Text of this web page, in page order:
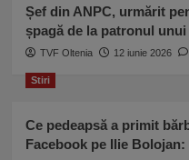
zi
de
campanie
electorală: Eu nu
Șef din ANPC, urmărit
șpagă de la patronul
TVF Oltenia 12 iunie 2026
Stiri
Ce pedeapsă a primit
Facebook pe Ilie